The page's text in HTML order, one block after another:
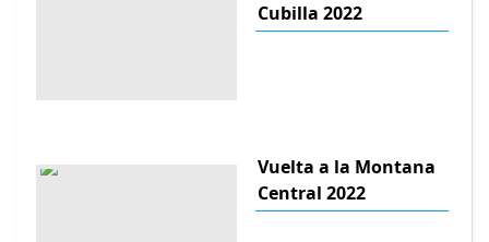
Cubilla 2022
Vuelta a la Montana
Central 2022